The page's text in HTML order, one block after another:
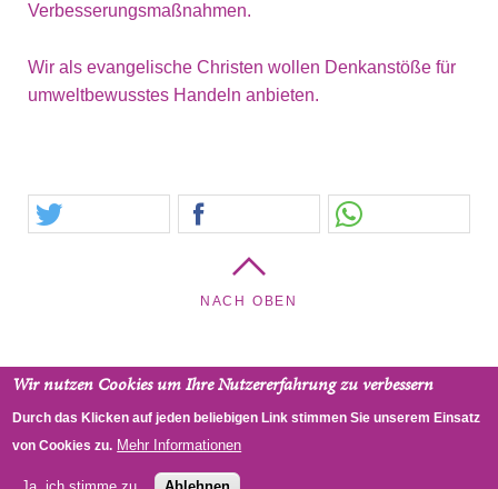
Wir nutzen Cookies um Ihre Nutzererfahrung zu verbessern
Durch das Klicken auf jeden beliebigen Link stimmen Sie unserem Einsatz
von Cookies zu. Mehr Informationen
Verbesserungsmaßnahmen.
Wir als evangelische Christen wollen Denkanstöße für
umweltbewusstes Handeln anbieten.
NACH OBEN
Trinitatiskirche - Pfarrgemeinde Hütteldorf,
Freyenthurmgasse 20, 1140 Wien, Österreich